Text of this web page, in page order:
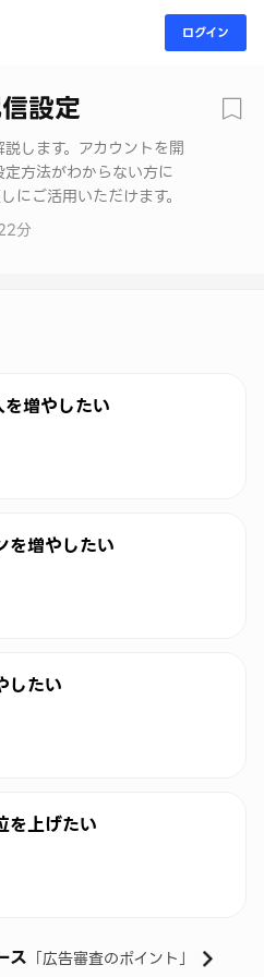
ログイン
設定
します。アカウントを開
方法がわからない方に
にご活用いただけます。
分
増やしたい
増やしたい
したい
を上げたい
ス 「広告審査のポイント」